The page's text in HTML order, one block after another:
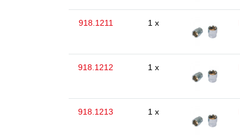
918.1211 1 x
918.1212 1 x
918.1213 1 x